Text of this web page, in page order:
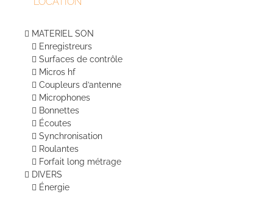
MATERIEL SON
Enregistreurs
Surfaces de contrôle
Micros hf
Coupleurs d’antenne
Microphones
Bonnettes
Écoutes
Synchronisation
Roulantes
Forfait long métrage
DIVERS
Énergie